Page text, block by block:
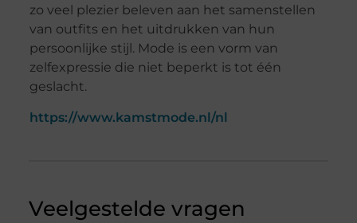
zo veel plezier beleven aan het samenstellen
van outfits en het uitdrukken van hun
persoonlijke stijl. Mode is een vorm van
zelfexpressie die niet beperkt is tot één
geslacht.
https://www.kamstmode.nl/nl
Veelgestelde vragen